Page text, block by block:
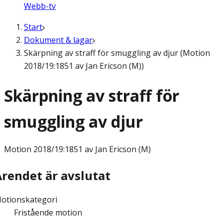
Webb-tv
Start
Dokument & lagar
Skärpning av straff för smuggling av djur (Motion
2018/19:1851 av Jan Ericson (M))
Skärpning av straff för
smuggling av djur
Motion 2018/19:1851 av Jan Ericson (M)
är avslutat
Fristående motion